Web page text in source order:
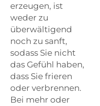
erzeugen, ist
weder zu
überwältigend
noch zu sanft,
sodass Sie nicht
das Gefühl haben,
dass Sie frieren
oder verbrennen.
Bei mehr oder